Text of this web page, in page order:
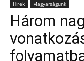
Hírek Magyarságunk
Három